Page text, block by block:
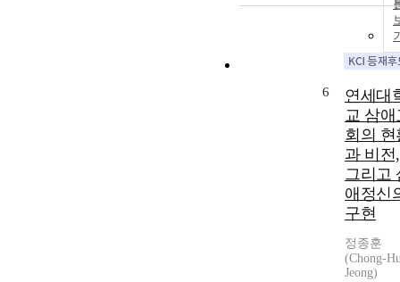
6
연세대
교 삼애
회의 현
과 비전,
그리고
애정신
구현
정종훈
(Chong-
Jeong)